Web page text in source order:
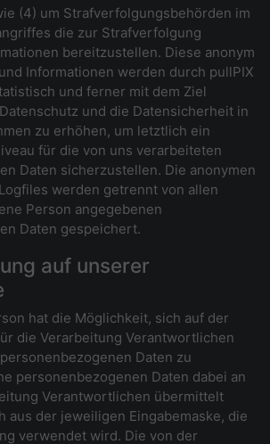
(4) um Strafverfolgungsbehörden im
die zur Strafverfolgung
bereitzustellen. Diese anonym
Informationen werden durch pullPIX
und ferner mit dem Ziel
und die Datensicherheit in
zu erhöhen, um letztlich ein
für die von uns verarbeiteten
Daten sicherzustellen. Die anonymen
werden getrennt von allen
Person angegebenen
Daten gespeichert.
auf unserer
hat die Möglichkeit, sich auf der
die Verarbeitung Verantwortlichen
Daten zu
personenbezogenen Daten dabei an
Verantwortlichen übermittelt
aus der jeweiligen Eingabemaske, die
verwendet wird. Die von der